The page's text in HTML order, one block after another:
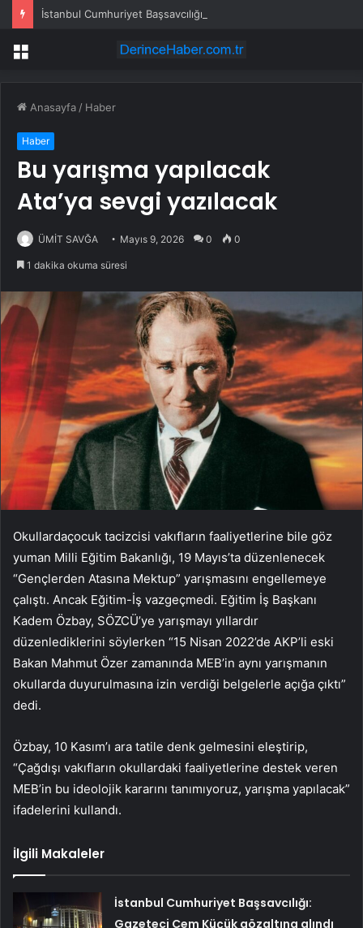
Menü
Anasayfa / Haber
Haber
Bu yarışma yapılacak
Ata’ya sevgi yazılacak
ÜMİT SAVĞA Mayıs 9, 2026 0 0
1 dakika okuma süresi
Okullardaçocuk tacizcisi vakıfların faaliyetlerine bile göz
yuman Milli Eğitim Bakanlığı, 19 Mayıs’ta düzenlenecek
“Gençlerden Atasına Mektup” yarışmasını engellemeye
çalıştı. Ancak Eğitim-İş vazgeçmedi. Eğitim İş Başkanı
Kadem Özbay, SÖZCÜ’ye yarışmayı yıllardır
düzenlediklerini söylerken “15 Nisan 2022’de AKP’li eski
Bakan Mahmut Özer zamanında MEB’in aynı yarışmanın
okullarda duyurulmasına izin verdiği belgelerle açığa çıktı”
dedi.
Özbay, 10 Kasım’ı ara tatile denk gelmesini eleştirip,
“Çağdışı vakıfların okullardaki faaliyetlerine destek veren
MEB’in bu ideolojik kararını tanımıyoruz, yarışma yapılacak”
ifadelerini kullandı.
İlgili Makaleler
İstanbul Cumhuriyet Başsavcılığı:
Gazeteci Cem Küçük gözaltına alındı